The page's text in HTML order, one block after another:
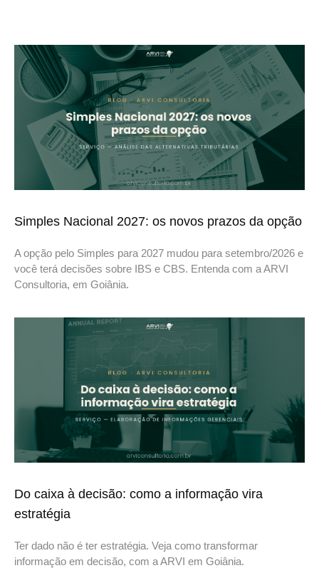
Simples Nacional 2027: os novos prazos da opção
A opção pelo Simples para 2027 mudou para setembro/2026 e
você terá decisões sobre IBS e CBS. Entenda com a ARVI
Consultoria, em Goiânia.
Do caixa à decisão: como a informação vira
estratégia
Ter dado não é ter estratégia. Veja como transformar
informação em decisão, com a ARVI em Goiânia.